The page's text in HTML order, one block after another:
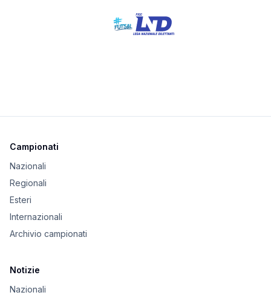
Campionati
Nazionali
Regionali
Esteri
Internazionali
Archivio campionati
Notizie
Nazionali